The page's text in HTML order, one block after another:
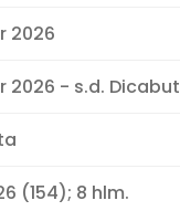
2026
2026 - s.d. Dicabut
(154); 8 hlm.